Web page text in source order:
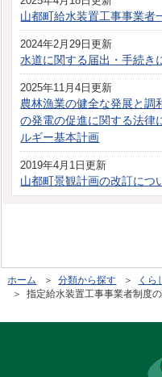
山都町給水装置工事事業者
2024年2月29日更新
水道に関する届出・手続き
2025年11月4日更新
農林漁業の健全な発展と調
の発電の促進に関する法律
ルギー基本計画
2019年4月1日更新
山都町景観計画の改訂につ
ホーム ＞分類から探す ＞ くら
＞ 指定給水装置工事事業者制度